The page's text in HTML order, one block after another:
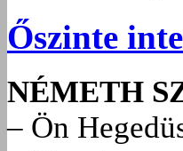
Őszinte
NÉMETH
– Ön